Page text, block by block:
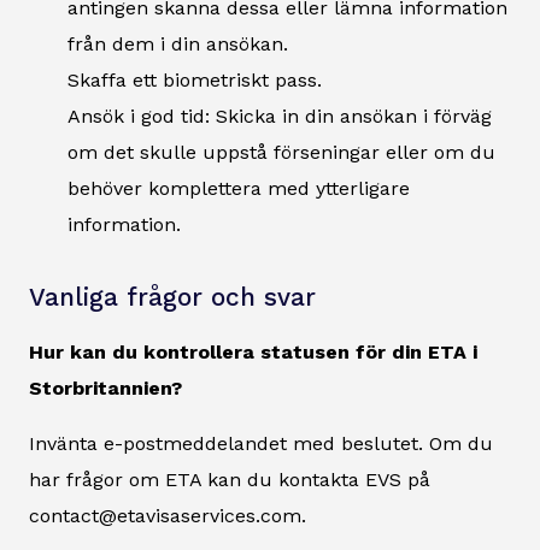
antingen skanna dessa eller lämna information
från dem i din ansökan.
Skaffa ett biometriskt pass.
Ansök i god tid: Skicka in din ansökan i förväg
om det skulle uppstå förseningar eller om du
behöver komplettera med ytterligare
information.
Vanliga frågor och svar
Hur kan du kontrollera statusen för din ETA i
Storbritannien?
Invänta e-postmeddelandet med beslutet. Om du
har frågor om ETA kan du kontakta EVS på
contact@etavisaservices.com.